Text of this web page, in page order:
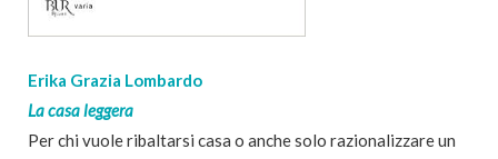
Erika Grazia Lombardo
La casa leggera
Per chi vuole ribaltarsi casa o anche solo razionalizzare un